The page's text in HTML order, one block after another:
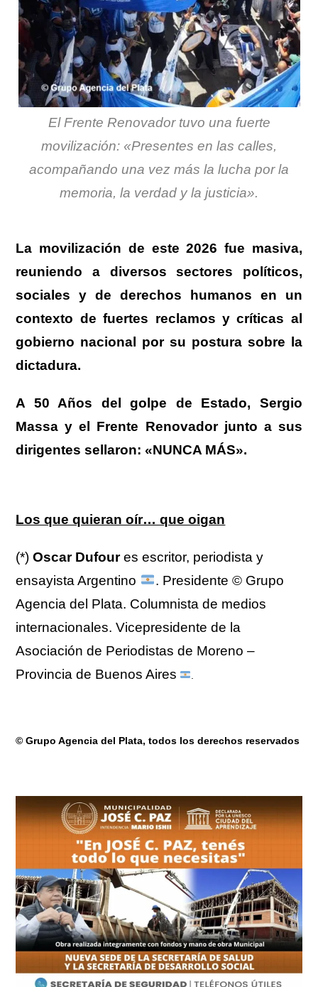
El Frente Renovador tuvo una fuerte
movilización: «Presentes en las calles,
acompañando una vez más la lucha por la
memoria, la verdad y la justicia».
La movilización de este 2026 fue masiva,
reuniendo a diversos sectores políticos,
sociales y de derechos humanos en un
contexto defuertes reclamos y críticas al
gobierno nacional por su postura sobre la
dictadura.
A 50 Años del golpe de Estado, Sergio
Massa y el Frente Renovador junto a sus
dirigentes sellaron: «NUNCA MÁS».
Los que quieran oír… que oigan
(*)Oscar Dufoures escritor, periodista y
ensayista Argentino
. Presidente © Grupo
Agencia del Plata. Columnista de medios
internacionales. Vicepresidente de la
Asociación de Periodistas de Moreno –
Provincia de Buenos Aires
© Grupo Agencia del Plata, todos los derechos reservados